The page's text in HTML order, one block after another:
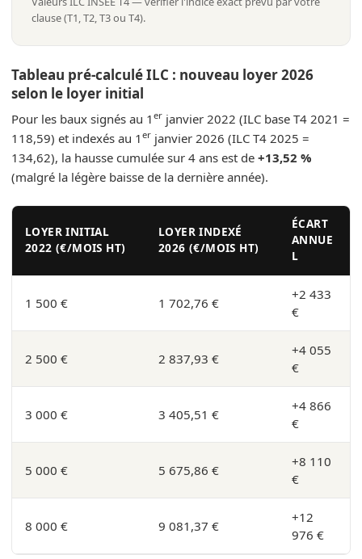
clause (T1, T2, T3 ou T4).
Tableau pré-calculé ILC : nouveau loyer 2026
selon le loyer initial
Pour les baux signés au 1 er janvier 2022 (ILC base T4 2021 =
118,59) et indexés au 1 er janvier 2026 (ILC T4 2025 =
134,62), la hausse cumulée sur 4 ans est de +13,52 %
(malgré la légère baisse de la dernière année).
LOYER INITIAL
2022 (€/MOIS HT)
LOYER INDEXÉ
2026 (€/MOIS HT)
ÉCART
ANNUE
L
1 500 € 1 702,76 €
+2 433
€
2 500 € 2 837,93 €
+4 055
€
3 000 € 3 405,51 €
+4 866
€
5 000 € 5 675,86 €
+8 110
€
8 000 € 9 081,37 €
+12
976 €